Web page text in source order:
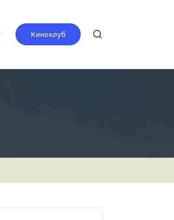
Киноклуб